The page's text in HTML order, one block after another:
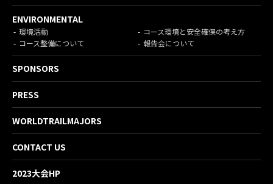
ENVIRONMENTAL
環境活動
コース環境と安全確保の考え方
コース整備について
報告会について
SPONSORS
PRESS
WORLDTRAILMAJORS
CONTACT US
2023大会HP